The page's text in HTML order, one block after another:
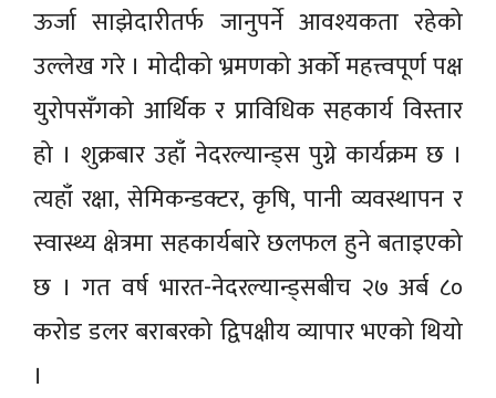
ऊर्जा साझेदारीतर्फ जानुपर्ने आवश्यकता रहेको
उल्लेख गरे । मोदीको भ्रमणको अर्को महत्त्वपूर्ण पक्ष
युरोपसँगको आर्थिक र प्राविधिक सहकार्य विस्तार
हो । शुक्रबार उहाँ नेदरल्यान्ड्स पुग्ने कार्यक्रम छ ।
त्यहाँ रक्षा, सेमिकन्डक्टर, कृषि, पानी व्यवस्थापन र
स्वास्थ्य क्षेत्रमा सहकार्यबारे छलफल हुने बताइएको
छ । गत वर्ष भारत-नेदरल्यान्ड्सबीच २७ अर्ब ८०
करोड डलर बराबरको द्विपक्षीय व्यापार भएको थियो
।